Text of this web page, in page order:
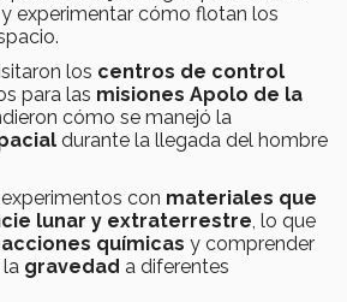
y experimentar cómo flotan los
los centros de control
para las misiones Apolo de la
cómo se manejó la
durante la llegada del hombre
con materiales que
lunar y extraterrestre, lo que
químicas y comprender
gravedad a diferentes